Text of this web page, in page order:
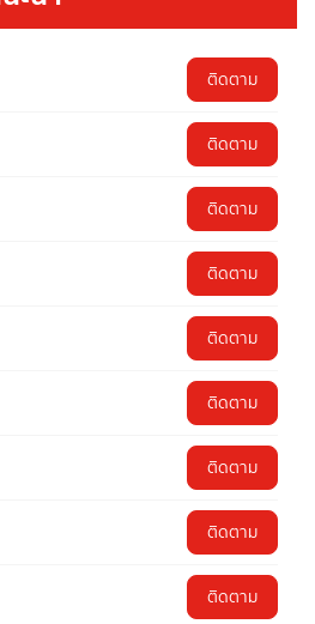
ติดตาม
ติดตาม
ติดตาม
ติดตาม
ติดตาม
ติดตาม
ติดตาม
ติดตาม
ติดตาม